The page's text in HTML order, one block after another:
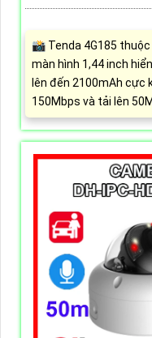
📸 Tenda 4G185
màn hình 1,44 inch
lên đến 2100mAh cực
150Mbps và tải lên